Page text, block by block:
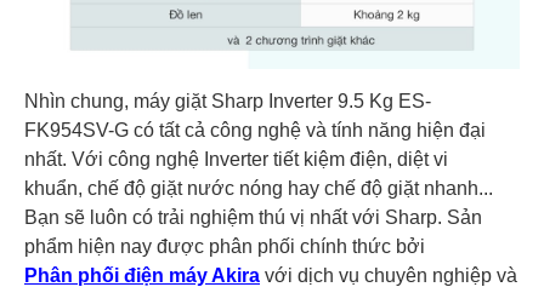
Nhìn chung, máy giặt Sharp Inverter 9.5 Kg ES-
FK954SV-G có tất cả công nghệ và tính năng hiện đại
nhất. Với công nghệ Inverter tiết kiệm điện, diệt vi
khuẩn, chế độ giặt nước nóng hay chế độ giặt nhanh...
Bạn sẽ luôn có trải nghiệm thú vị nhất với Sharp. Sản
phẩm hiện nay được phân phối chính thức bởi
Phân phối điện máy Akira với dịch vụ chuyên nghiệp và